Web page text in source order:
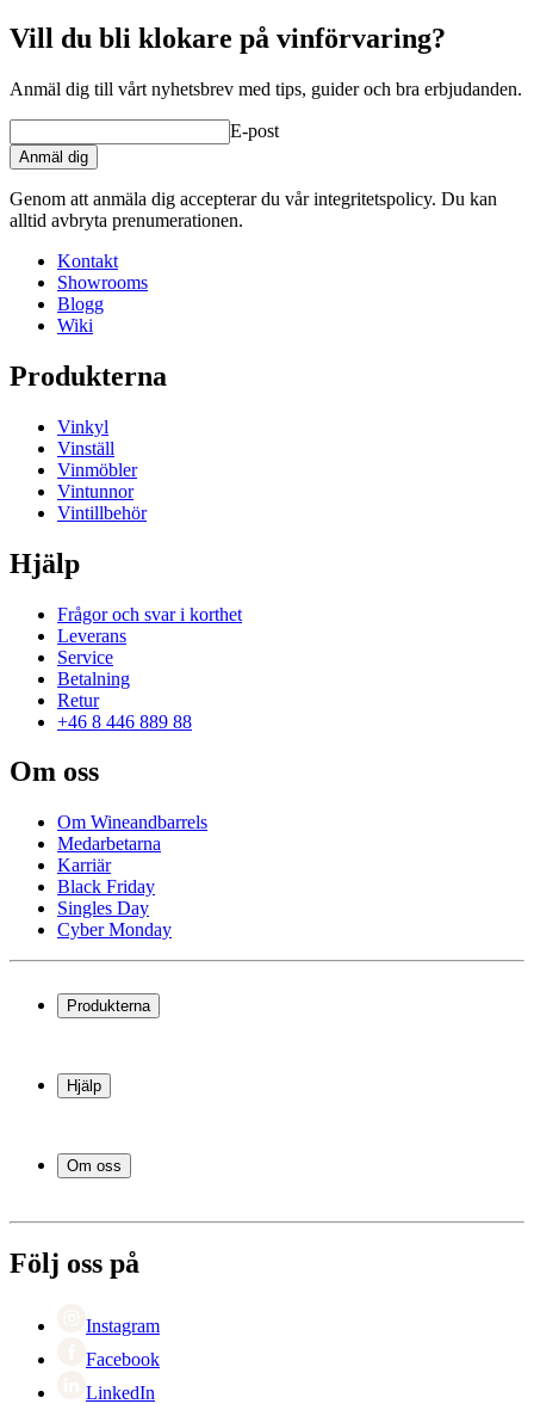
Vill du bli klokare på vinförvaring?
Anmäl dig till vårt nyhetsbrev med tips, guider och bra erbjudanden.
E-post
Anmäl dig
Genom att anmäla dig accepterar du vår integritetspolicy. Du kan
alltid avbryta prenumerationen.
Kontakt
Showrooms
Blogg
Wiki
Produkterna
Vinkyl
Vinställ
Vinmöbler
Vintunnor
Vintillbehör
Hjälp
Frågor och svar i korthet
Leverans
Service
Betalning
Retur
+46 8 446 889 88
Om oss
Om Wineandbarrels
Medarbetarna
Karriär
Black Friday
Singles Day
Cyber Monday
Produkterna
Vinställ
Vinmöbler
Hjälp
Leverans
Service
Retur
Om oss
Karriär
Black Friday
Cyber Monday
Följ oss på
Instagram
Facebook
LinkedIn